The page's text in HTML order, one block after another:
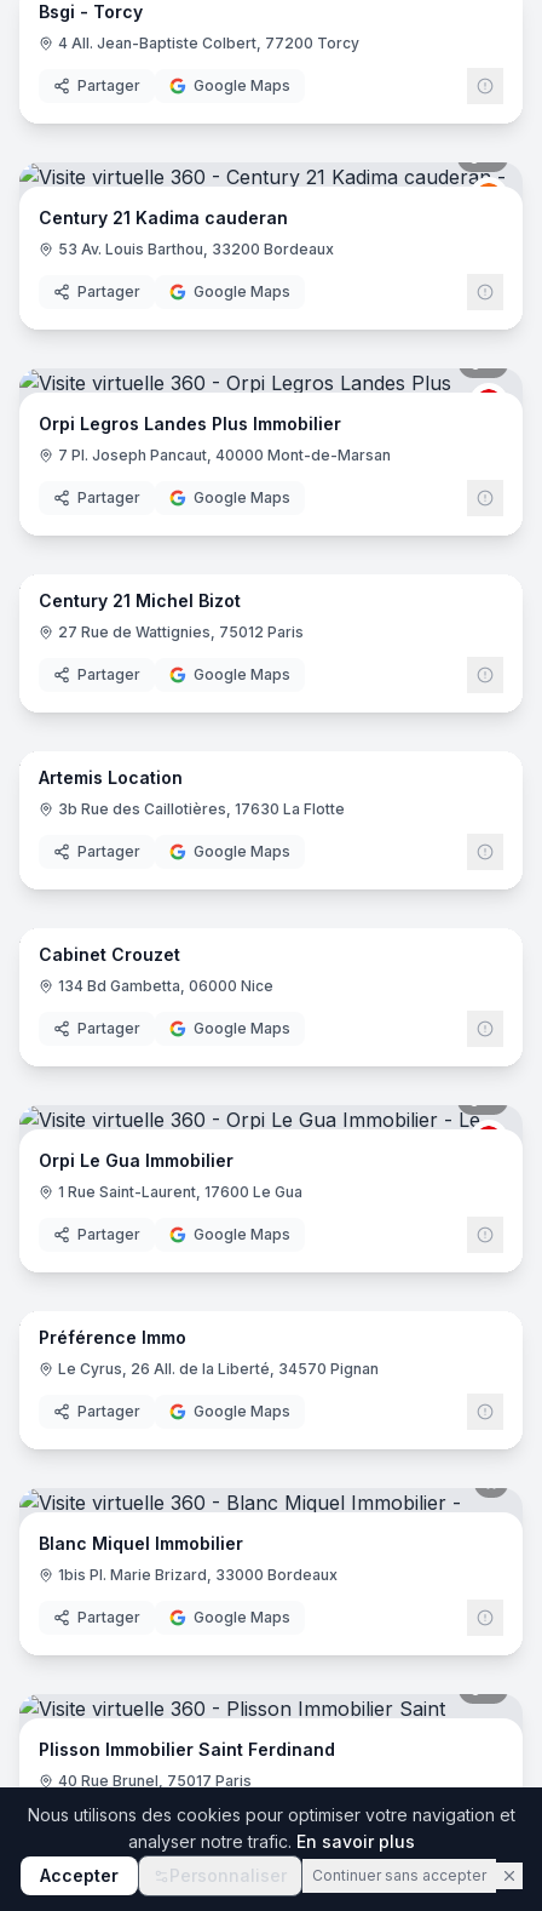
Bsgi - Torcy
4 All. Jean-Baptiste Colbert, 77200 Torcy
Partager Google Maps
Century 21 Kadima cauderan
53 Av. Louis Barthou, 33200 Bordeaux
Partager Google Maps
ORPI
Orpi Legros Landes Plus Immobilier
7 Pl. Joseph Pancaut, 40000 Mont-de-Marsan
Partager Google Maps
6
Century 21 Michel Bizot
27 Rue de Wattignies, 75012 Paris
Partager Google Maps
5
Artemis Location
3b Rue des Caillotières, 17630 La Flotte
Partager Google Maps
17
Cabinet Crouzet
134 Bd Gambetta, 06000 Nice
Partager Google Maps
ORPI
Orpi Le Gua Immobilier
1 Rue Saint-Laurent, 17600 Le Gua
Partager Google Maps
7
Préférence Immo
Le Cyrus, 26 All. de la Liberté, 34570 Pignan
Partager Google Maps
Blanc Miquel Immobilier
1bis Pl. Marie Brizard, 33000 Bordeaux
Partager Google Maps
Plisson Immobilier Saint Ferdinand
40 Rue Brunel, 75017 Paris
Partager Google Maps
9
Nous utilisons des cookies pour optimiser votre navigation et
analyser notre trafic. En savoir plus
Accepter
Personnaliser Continuer sans accepter